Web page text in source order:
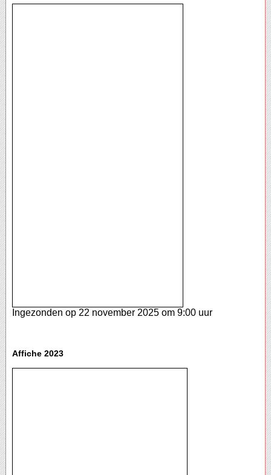
Ingezonden op 22 november 2025 om 9:00 uur
Affiche 2023